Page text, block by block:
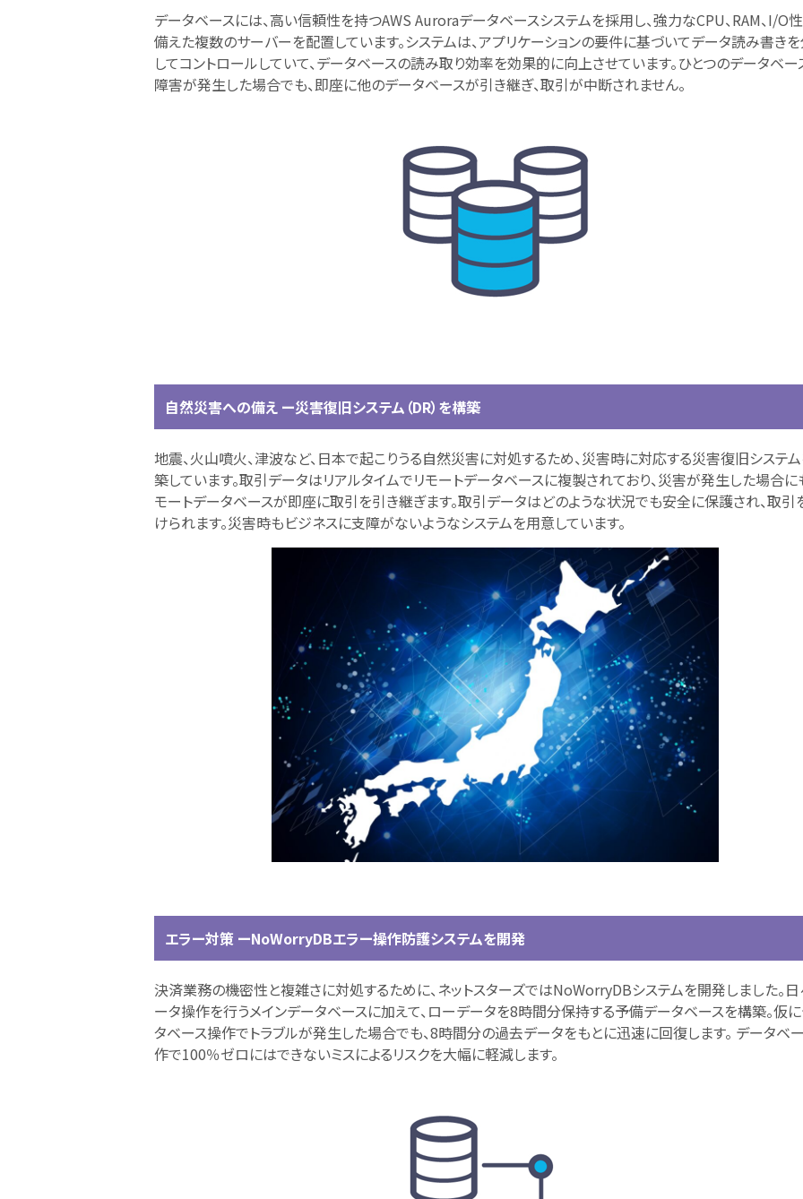
データベースには、高い信頼性を持つAWS Auroraデータベースシステムを採用し、強力なCPU、RAM、I/O
備えた複数のサーバーを配置しています。システムは、アプリケーションの要件に基づいてデータ読み書き
してコントロールしていて、データベースの読み取り効率を効果的に向上させています。ひとつのデータベー
障害が発生した場合でも、即座に他のデータベースが引き継ぎ、取引が中断されません。
自然災害への備え ー災害復旧システム（DR）を構築
地震、火山噴火、津波など、日本で起こりうる自然災害に対処するため、災害時に対応する災害復旧システ
築しています。取引データはリアルタイムでリモートデータベースに複製されており、災害が発生した場合に
モートデータベースが即座に取引を引き継ぎます。取引データはどのような状況でも安全に保護され、取引
けられます。災害時もビジネスに支障がないようなシステムを用意しています。
エラー対策 ーNoWorryDBエラー操作防護システムを開発
決済業務の機密性と複雑さに対処するために、ネットスターズではNoWorryDBシステムを開発しました。
ータ操作を行うメインデータベースに加えて、ローデータを8時間分保持する予備データベースを構築。仮
タベース操作でトラブルが発生した場合でも、8時間分の過去データをもとに迅速に回復します。 データベ
作で100％ゼロにはできないミスによるリスクを大幅に軽減します。